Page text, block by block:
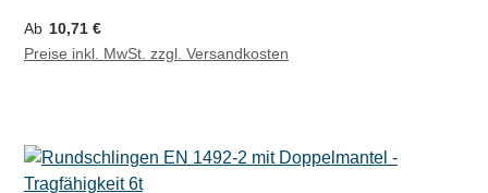
Regulärer Preis:
Ab 10,71 €
Preise inkl. MwSt. zzgl. Versandkosten